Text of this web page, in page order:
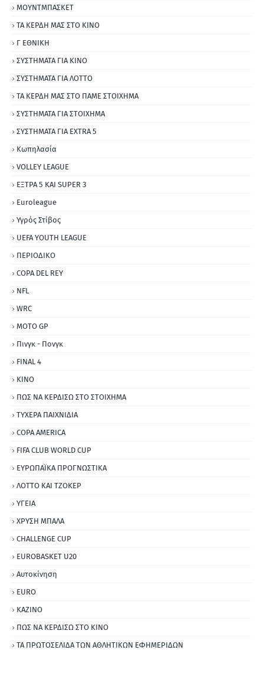
ΜΟΥΝΤΜΠΑΣΚΕΤ
ΤΑ ΚΕΡΔΗ ΜΑΣ ΣΤΟ ΚΙΝΟ
Γ ΕΘΝΙΚΗ
ΣΥΣΤΗΜΑΤΑ ΓΙΑ ΚΙΝΟ
ΣΥΣΤΗΜΑΤΑ ΓΙΑ ΛΟΤΤΟ
ΤΑ ΚΕΡΔΗ ΜΑΣ ΣΤΟ ΠΑΜΕ ΣΤΟΙΧΗΜΑ
ΣΥΣΤΗΜΑΤΑ ΓΙΑ ΣΤΟΙΧΗΜΑ
ΣΥΣΤΗΜΑΤΑ ΓΙΑ ΕΧΤRΑ 5
Κωπηλασία
VOLLEY LEAGUE
ΕΞΤΡΑ 5 ΚΑΙ SUPER 3
Εuroleague
Υγρός Στίβος
UEFA YOUTH LEAGUE
ΠΕΡΙΟΔΙΚΟ
COPA DEL REY
NFL
WRC
MOTO GP
Πινγκ - Πονγκ
FINAL 4
ΚΙΝΟ
ΠΩΣ ΝΑ ΚΕΡΔΙΣΩ ΣΤΟ ΣΤΟΙΧΗΜΑ
ΤΥΧΕΡΑ ΠΑΙΧΝΙΔΙΑ
COPA AMERICA
FIFA CLUB WORLD CUP
ΕΥΡΩΠΑΪΚΑ ΠΡΟΓΝΩΣΤΙΚΑ
ΛΟΤΤΟ ΚΑΙ ΤΖΟΚΕΡ
ΥΓΕΙΑ
ΧΡΥΣΗ ΜΠΑΛΑ
CHALLENGE CUP
EUROBASKET U20
Αυτοκίνηση
ΕURO
ΚΑΖΙΝΟ
ΠΩΣ ΝΑ ΚΕΡΔΙΣΩ ΣΤΟ ΚΙΝΟ
ΤΑ ΠΡΩΤΟΣΕΛΙΔΑ ΤΩΝ ΑΘΛΗΤΙΚΩΝ ΕΦΗΜΕΡΙΔΩΝ